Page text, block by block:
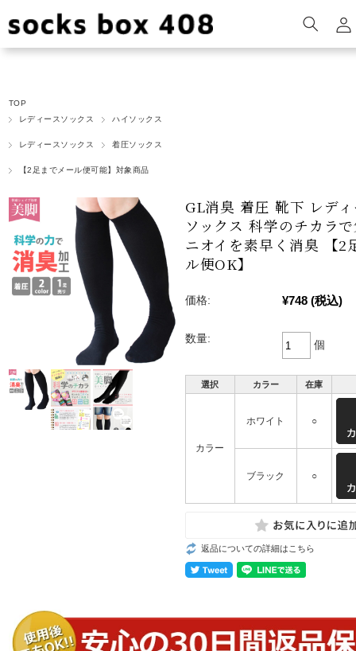
TOP
レディースソックス
ハイソックス
レディースソックス 着圧ソックス
【2足までメール便可能】対象商品
GL消臭 着圧 靴下 レデ
ソックス 科学のチカラ
ニオイを素早く消臭 【2
ル便OK】
価格: ¥748 (税込)
数量:
個
選択 カラー 在庫
カラー
ホワイト ○
ブラック ○
返品についての詳細はこちら